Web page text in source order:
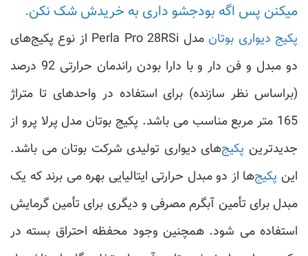
میکنن پس اگه بودجشو داری به خریدش شک نکن.
پکیج دیواری بوتان
مدل Perla Pro 28RSi از نوع پکیج‌های
دو مبدل و فن دار و با دارا بودن راندمان حرارتی 92 درصد
(براساس نظر سازنده) برای استفاده در واحدهای تا متراژ
165 متر مربع مناسب می باشد. پکیج بوتان مدل پرلا پرو از
جدیدترین پکیج‌های دیواری تولیدی شرکت بوتان می باشد.
این پکیج‌ها از دو مبدل حرارتی ایتالیایی بهره می برند که یک
مبدل برای تأمین آبگرم مصرفی و دیگری برای تأمین گرمایش
استفاده می شود. همچنین وجود محفظه احتراق بسته در